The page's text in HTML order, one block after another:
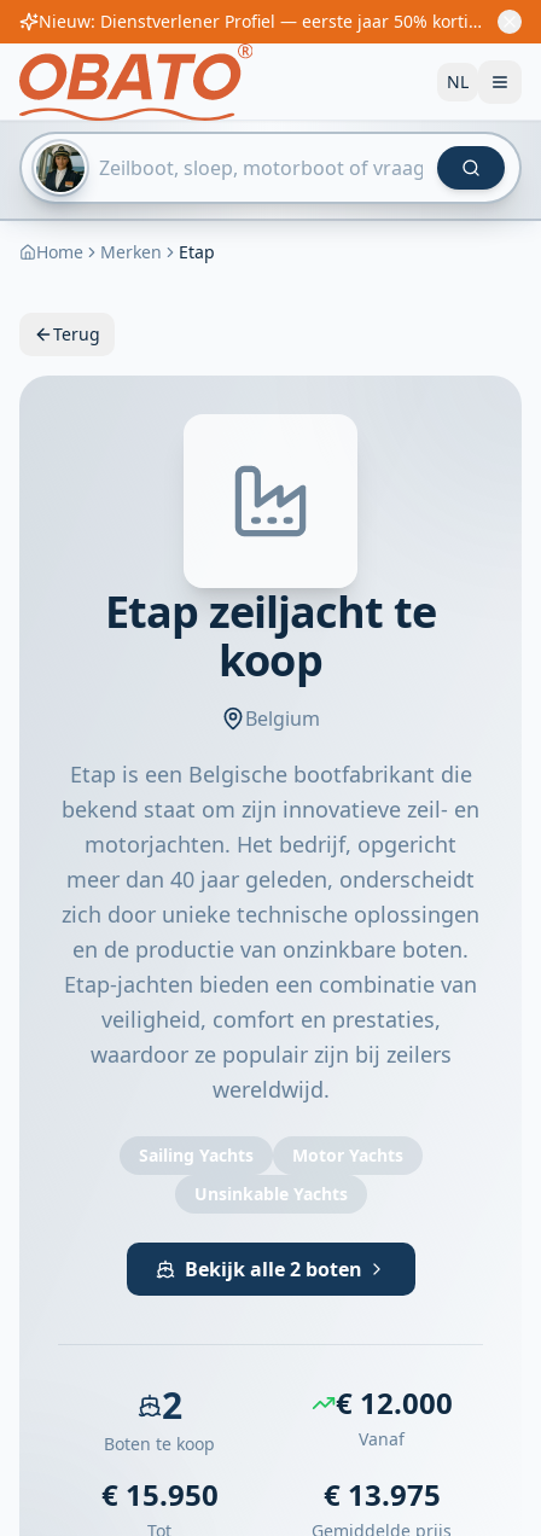
Nieuw: Dienstverlener Profiel — eerste jaar 50% korting! Vanaf €60/jaar
NL
Home Merken Etap
Terug
Etap zeiljacht te
koop
Belgium
Etap is een Belgische bootfabrikant die
bekend staat om zijn innovatieve zeil- en
motorjachten. Het bedrijf, opgericht
meer dan 40 jaar geleden, onderscheidt
zich door unieke technische oplossingen
en de productie van onzinkbare boten.
Etap-jachten bieden een combinatie van
veiligheid, comfort en prestaties,
waardoor ze populair zijn bij zeilers
wereldwijd.
Sailing Yachts
Motor Yachts
Unsinkable Yachts
Bekijk alle 2 boten
2
Boten te koop
€ 12.000
Vanaf
€ 15.950
Tot
€ 13.975
Gemiddelde prijs